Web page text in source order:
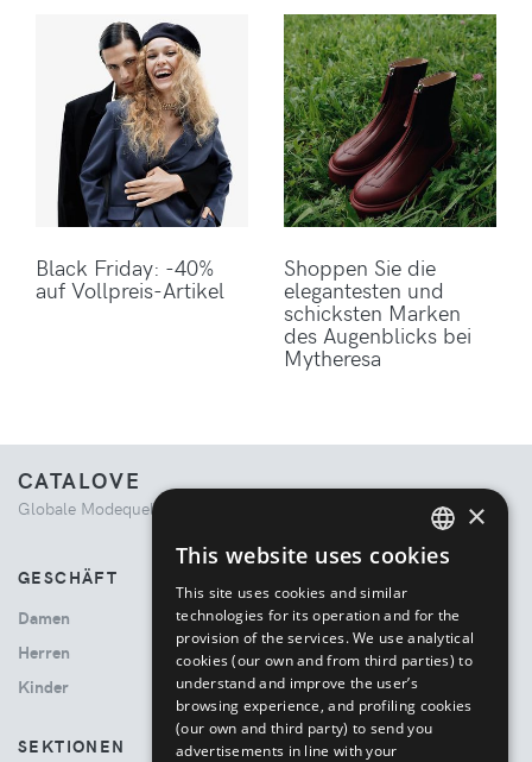
Black Friday: -40%
auf Vollpreis-Artikel
Shoppen Sie die
elegantesten und
schicksten Marken
des Augenblicks bei
Mytheresa
CATALOVE
Globale Modequelle. Kuratiertes Einkaufserlebnis.
GESCHÄFT
Damen
Herren
Kinder
SEKTIONEN
ENGLISH
×
This website uses cookies
This site uses cookies and similar
technologies for its operation and for the
provision of the services. We use analytical
cookies (our own and from third parties) to
understand and improve the user’s
browsing experience, and profiling cookies
(our own and third party) to send you
advertisements in line with your